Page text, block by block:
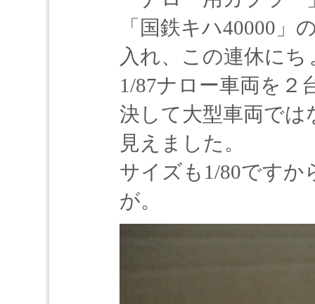
「国鉄キハ40000」
入れ、この連休に
1/87ナロー車両を２
決して大型車両では
見えました。
サイズも1/80ですか
が。